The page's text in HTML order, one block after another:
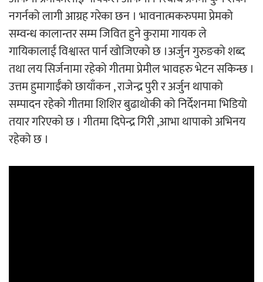
‘आइतबारको अफिस’ को परिचर्चा सम्पन्न
मुक्तकसङ्ग्रह लोकार्पण
नगर्नको लागी आग्रह गरेका छन । भावनात्मकरुपमा प्रेमको
सम्वन्ध कालान्तर सम्म जिवित हुने कुरामा गायक ले
गायिकालाई विश्वास्त पार्न खोजिएको छ ।अर्जुन गुरुङको शब्द
तथा लय सिर्जनामा रहेको गीतमा प्रेमील भावहरु भेटन सकिन्छ ।
उत्तम हुमागाईँको छायाँकन , राजेन्द्र पुरी र अर्जुन थापाको
सम्पादन रहेको गीतमा शिशिर बुढाथोकी को निर्देशनमा भिडियो
तयार गरिएको छ । गीतमा दिपेन्द्र गिरी ,आभा थापाको अभिनय
रहेको छ ।